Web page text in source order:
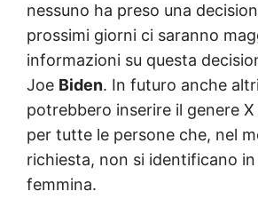
nessuno ha preso una
prossimi giorni ci saranno
informazioni su questa
Joe Biden. In futuro anche
potrebbero inserire il genere
per tutte le persone che, nel
richiesta, non si identificano
femmina.